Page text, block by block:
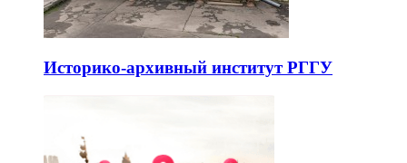
Историко-архивный институт РГГУ